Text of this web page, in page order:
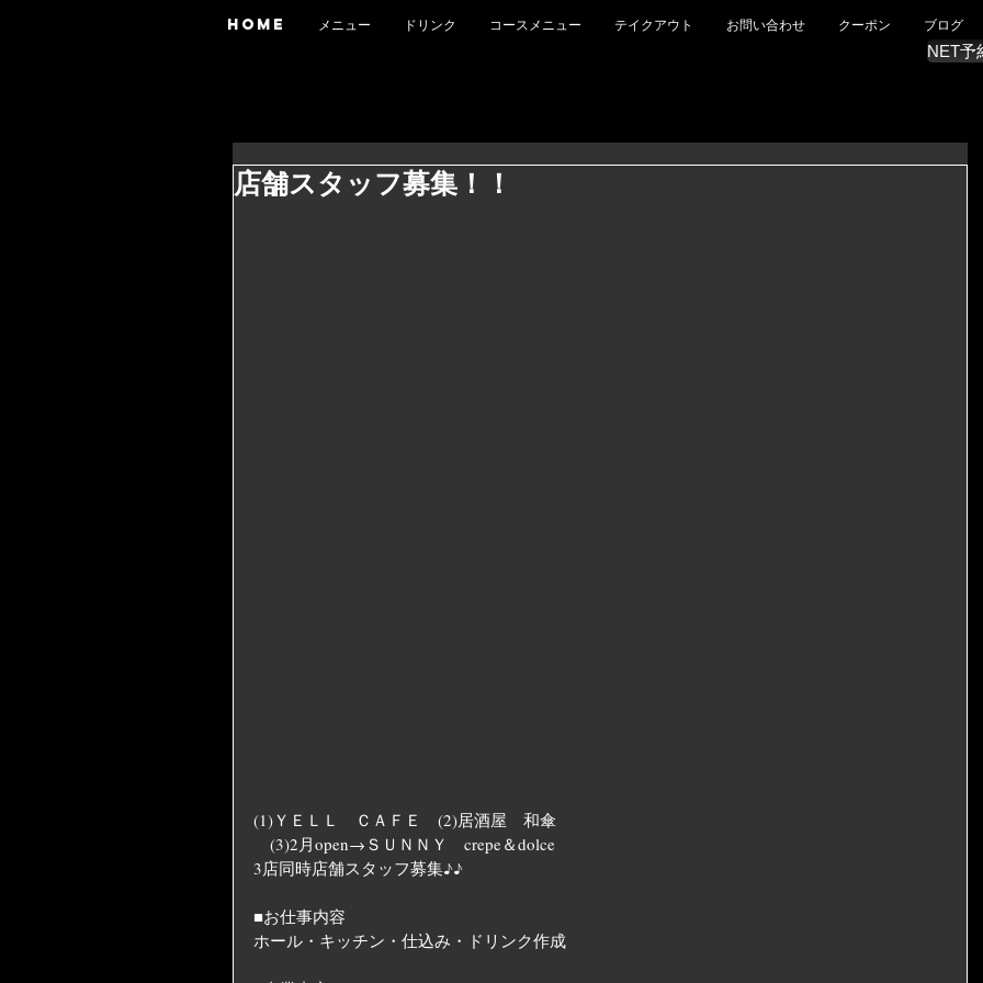
HOME メニュー ドリンク コースメニュー テイクアウト お問い合わせ クーポン
ブログ
NET予
店舗スタッフ募集！！
(1)ＹＥＬＬ　ＣＡＦＥ　(2)居酒屋　和傘
(3)2月open→ＳＵＮＮＹ　crepe＆dolce
3店同時店舗スタッフ募集♪♪
■お仕事内容
ホール・キッチン・仕込み・ドリンク作成